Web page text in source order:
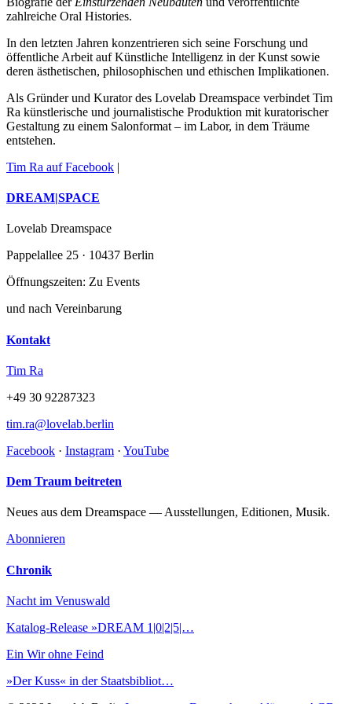
zahlreiche Oral Histories.
In den letzten Jahren konzentrieren sich seine Forschung und
öffentliche Arbeit auf Künstliche Intelligenz in der Kunst sowie
deren ästhetischen, philosophischen und ethischen Implikationen.
Als Gründer und Kurator des Lovelab Dreamspace verbindet Tim
Ra künstlerische und journalistische Produktion mit kuratorischer
Gestaltung zu einem Salonformat – im Labor, in dem Träume
entstehen.
Tim Ra auf Facebook |
DREAM|SPACE
Lovelab Dreamspace
Pappelallee 25 · 10437 Berlin
Öffnungszeiten: Zu Events
und nach Vereinbarung
Kontakt
Tim Ra
+49 30 92287323
tim.ra@lovelab.berlin
Facebook · Instagram · YouTube
Dem Traum beitreten
Neues aus dem Dreamspace — Ausstellungen, Editionen, Musik.
Abonnieren
Chronik
Nacht im Venuswald
Katalog-Release »DREAM 1|0|2|5|…
Ein Wir ohne Feind
»Der Kuss« in der Staatsbibliot…